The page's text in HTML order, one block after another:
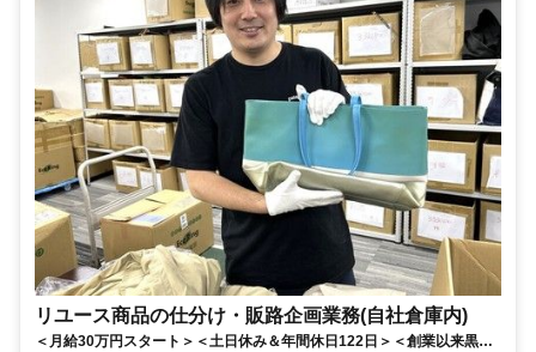
リユース商品の仕分け・販路企画業務(自社倉庫内)
＜月給30万円スタート＞＜土日休み＆年間休日122日＞＜創業以来黒字